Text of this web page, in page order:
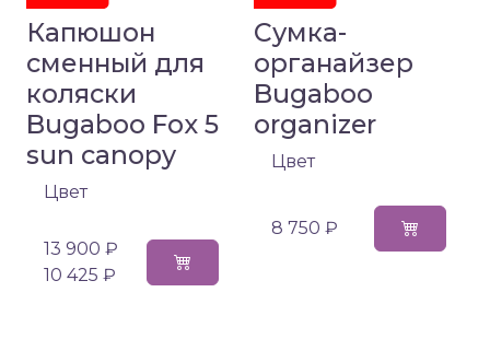
Капюшон
сменный для
коляски
Bugaboo Fox 5
sun canopy
Цвет
13 900 ₽
10 425 ₽
Сумка-
органайзер
Bugaboo
organizer
Цвет
8 750 ₽